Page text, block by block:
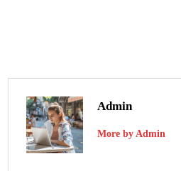
Admin
More by Admin